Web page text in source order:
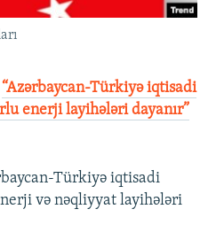
“Azərbaycan-Türkiyə iqtisadi
enerji layihələri dayanır”
Türkiyə iqtisadi
və nəqliyyat layihələri